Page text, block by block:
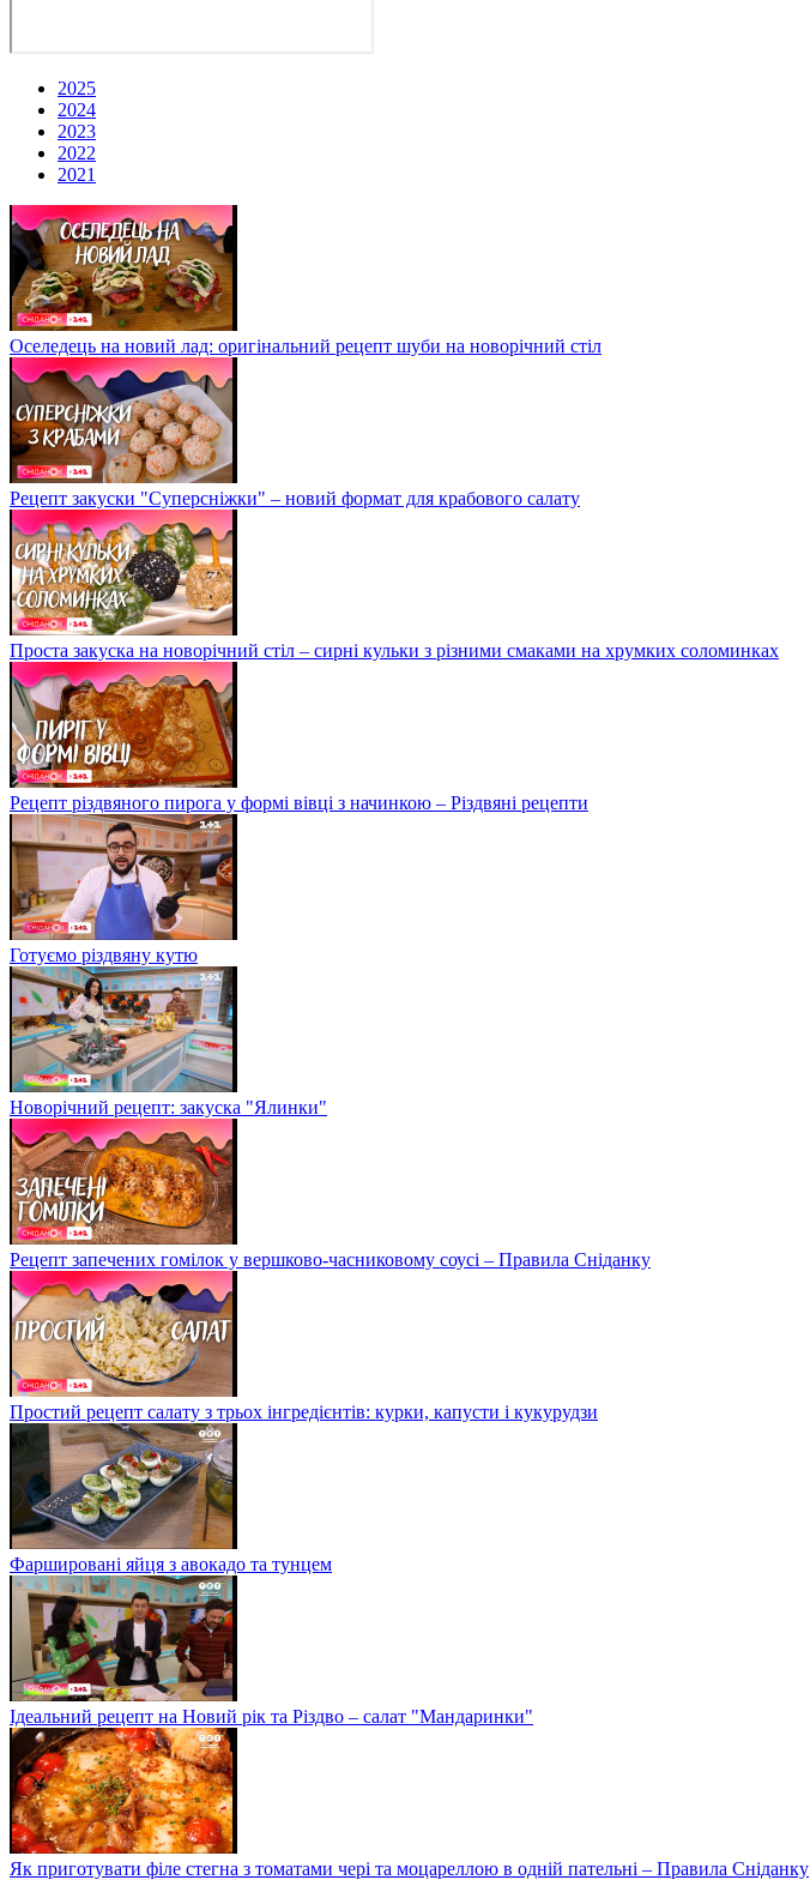
2025
2024
2023
2022
2021
Оселедець на новий лад: оригінальний рецепт шуби на новорічний стіл
Рецепт закуски "Суперсніжки" – новий формат для крабового салату
Проста закуска на новорічний стіл – сирні кульки з різними смаками на хрумких соломинках
Рецепт різдвяного пирога у формі вівці з начинкою – Різдвяні рецепти
Готуємо різдвяну кутю
Новорічний рецепт: закуска "Ялинки"
Рецепт запечених гомілок у вершково-часниковому соусі – Правила Сніданку
Простий рецепт салату з трьох інгредієнтів: курки, капусти і кукурудзи
Фаршировані яйця з авокадо та тунцем
Ідеальний рецепт на Новий рік та Різдво – салат "Мандаринки"
Як приготувати філе стегна з томатами чері та моцареллою в одній пательні – Правила Сніданку